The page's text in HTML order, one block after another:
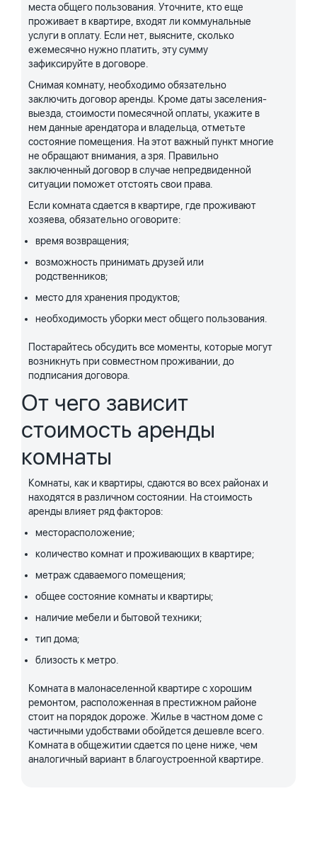
места общего пользования. Уточните, кто еще
проживает в квартире, входят ли коммунальные
услуги в оплату. Если нет, выясните, сколько
ежемесячно нужно платить, эту сумму
зафиксируйте в договоре.
Снимая комнату, необходимо обязательно
заключить договор аренды. Кроме даты заселения-
выезда, стоимости помесячной оплаты, укажите в
нем данные арендатора и владельца, отметьте
состояние помещения. На этот важный пункт многие
не обращают внимания, а зря. Правильно
заключенный договор в случае непредвиденной
ситуации поможет отстоять свои права.
Если комната сдается в квартире, где проживают
хозяева, обязательно оговорите:
время возвращения;
возможность принимать друзей или
родственников;
место для хранения продуктов;
необходимость уборки мест общего пользования.
Постарайтесь обсудить все моменты, которые могут
возникнуть при совместном проживании, до
подписания договора.
От чего зависит
стоимость аренды
комнаты
Комнаты, как и квартиры, сдаются во всех районах и
находятся в различном состоянии. На стоимость
аренды влияет ряд факторов:
месторасположение;
количество комнат и проживающих в квартире;
метраж сдаваемого помещения;
общее состояние комнаты и квартиры;
наличие мебели и бытовой техники;
тип дома;
близость к метро.
Комната в малонаселенной квартире с хорошим
ремонтом, расположенная в престижном районе
стоит на порядок дороже. Жилье в частном доме с
частичными удобствами обойдется дешевле всего.
Комната в общежитии сдается по цене ниже, чем
аналогичный вариант в благоустроенной квартире.